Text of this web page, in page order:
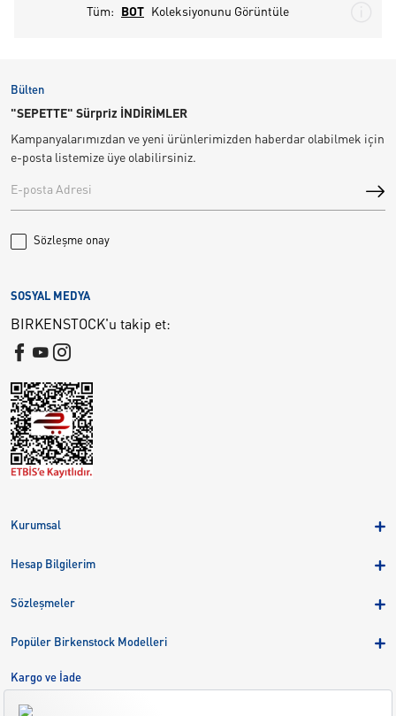
Tüm: BOT Koleksiyonunu Görüntüle
Bülten
"SEPETTE" Sürpriz İNDİRİMLER
Kampanyalarımızdan ve yeni ürünlerimizden haberdar olabilmek için
e-posta listemize üye olabilirsiniz.
Sözleşme onay
Kurumsal
Birkenstock Group
Kariyer
Hesap Bilgilerim
Sipariş Takibi
Sözleşmeler
Kargo ve İade
Çerez Tercihlerini Yönetin
Popüler Birkenstock Modelleri
Kargo ve İade
Bize Ulaşın
SOSYAL MEDYA
BIRKENSTOCK'u takip et: